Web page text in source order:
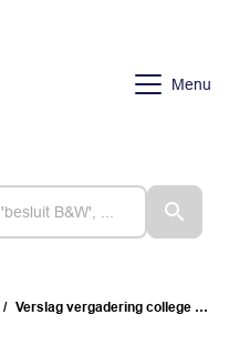
Menu
Verslag vergadering college van B&W